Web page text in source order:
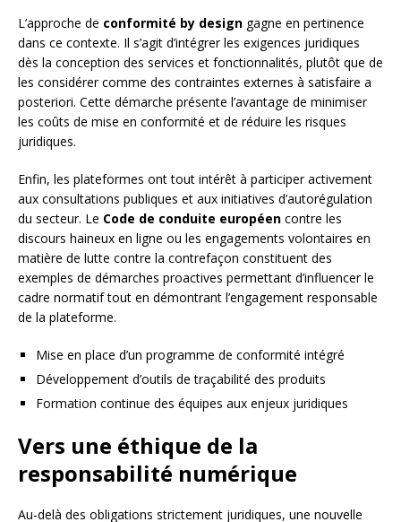
L’approche de conformité by design gagne en pertinence
dans ce contexte. Il s’agit d’intégrer les exigences juridiques
dès la conception des services et fonctionnalités, plutôt que de
les considérer comme des contraintes externes à satisfaire a
posteriori. Cette démarche présente l’avantage de minimiser
les coûts de mise en conformité et de réduire les risques
juridiques.
Enfin, les plateformes ont tout intérêt à participer activement
aux consultations publiques et aux initiatives d’autorégulation
du secteur. Le Code de conduite européen contre les
discours haineux en ligne ou les engagements volontaires en
matière de lutte contre la contrefaçon constituent des
exemples de démarches proactives permettant d’influencer le
cadre normatif tout en démontrant l’engagement responsable
de la plateforme.
Mise en place d’un programme de conformité intégré
Développement d’outils de traçabilité des produits
Formation continue des équipes aux enjeux juridiques
Vers une éthique de la
responsabilité numérique
Au-delà des obligations strictement juridiques, une nouvelle